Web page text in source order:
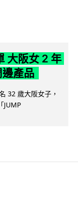
大阪女 2 年
產品
32 歲大阪女子，
JUMP